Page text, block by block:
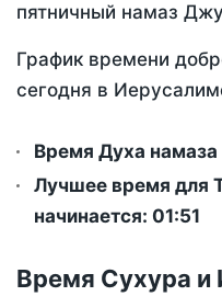
пятничный намаз
График времени
сегодня в
Время Духа
Лучшее время для
начинается: 01:51
Время Сухура и